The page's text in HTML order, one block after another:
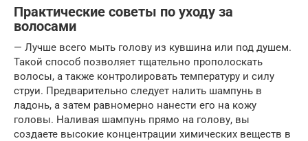
Практические советы по уходу за
волосами
— Лучше всего мыть голову из кувшина или под душем.
Такой способ позволяет тщательно прополоскать
волосы, а также контролировать температуру и силу
струи. Предварительно следует налить шампунь в
ладонь, а затем равномерно нанести его на кожу
головы. Наливая шампунь прямо на голову, вы
создаете высокие концентрации химических веществ в